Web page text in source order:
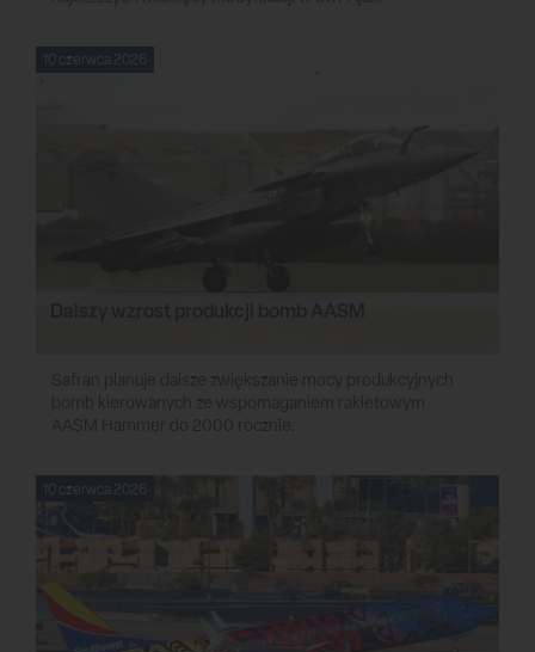
10 czerwca 2026
Safran planuje dalsze zwiększanie mocy produkcyjnych
bomb kierowanych ze wspomaganiem rakietowym
AASM Hammer do 2000 rocznie.
10 czerwca 2026